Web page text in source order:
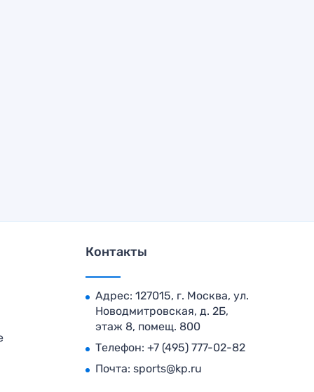
Контакты
Адрес: 127015, г. Москва, ул.
Новодмитровская, д. 2Б,
этаж 8, помещ. 800
Телефон: +7 (495) 777-02-82
Почта: sports@kp.ru